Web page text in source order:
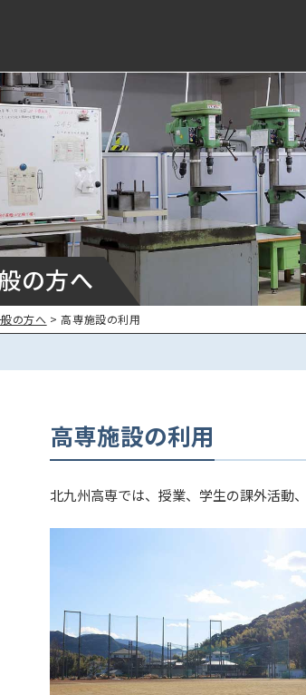
の方へ
の方へ > 高専施設の利用
高専施設の利用
北九州高専では、授業、学生の課外活動